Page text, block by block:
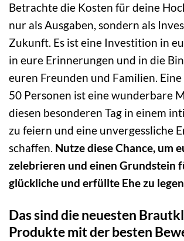
Betrachte die Kosten für deine
nur als Ausgaben, sondern als
Zukunft. Es ist eine Investition in
in eure Erinnerungen und in die
euren Freunden und Familien.
50 Personen ist eine wunderbare
diesen besonderen Tag in einem
zu feiern und eine unvergessliche
schaffen. Nutze diese Chance, um
zelebrieren und einen Grundstein
glückliche und erfüllte Ehe zu
Das sind die neuesten
Produkte mit der besten